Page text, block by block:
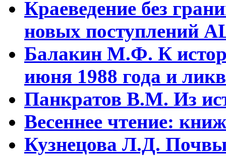
Краеведение без
новых поступлений
Балакин М.Ф. К
июня 1988 года и
Панкратов В.М. Из
Весеннее чтение:
Кузнецова Л.Д. Почвы